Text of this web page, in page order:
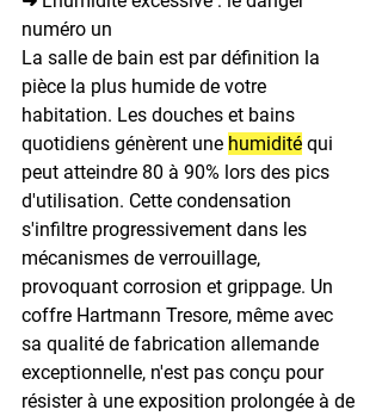
numéro un
La salle de bain est par définition la
pièce la plus humide de votre
habitation. Les douches et bains
quotidiens génèrent une humidité qui
peut atteindre 80 à 90% lors des pics
d'utilisation. Cette condensation
s'infiltre progressivement dans les
mécanismes de verrouillage,
provoquant corrosion et grippage. Un
coffre Hartmann Tresore, même avec
sa qualité de fabrication allemande
exceptionnelle, n'est pas conçu pour
résister à une exposition prolongée à de